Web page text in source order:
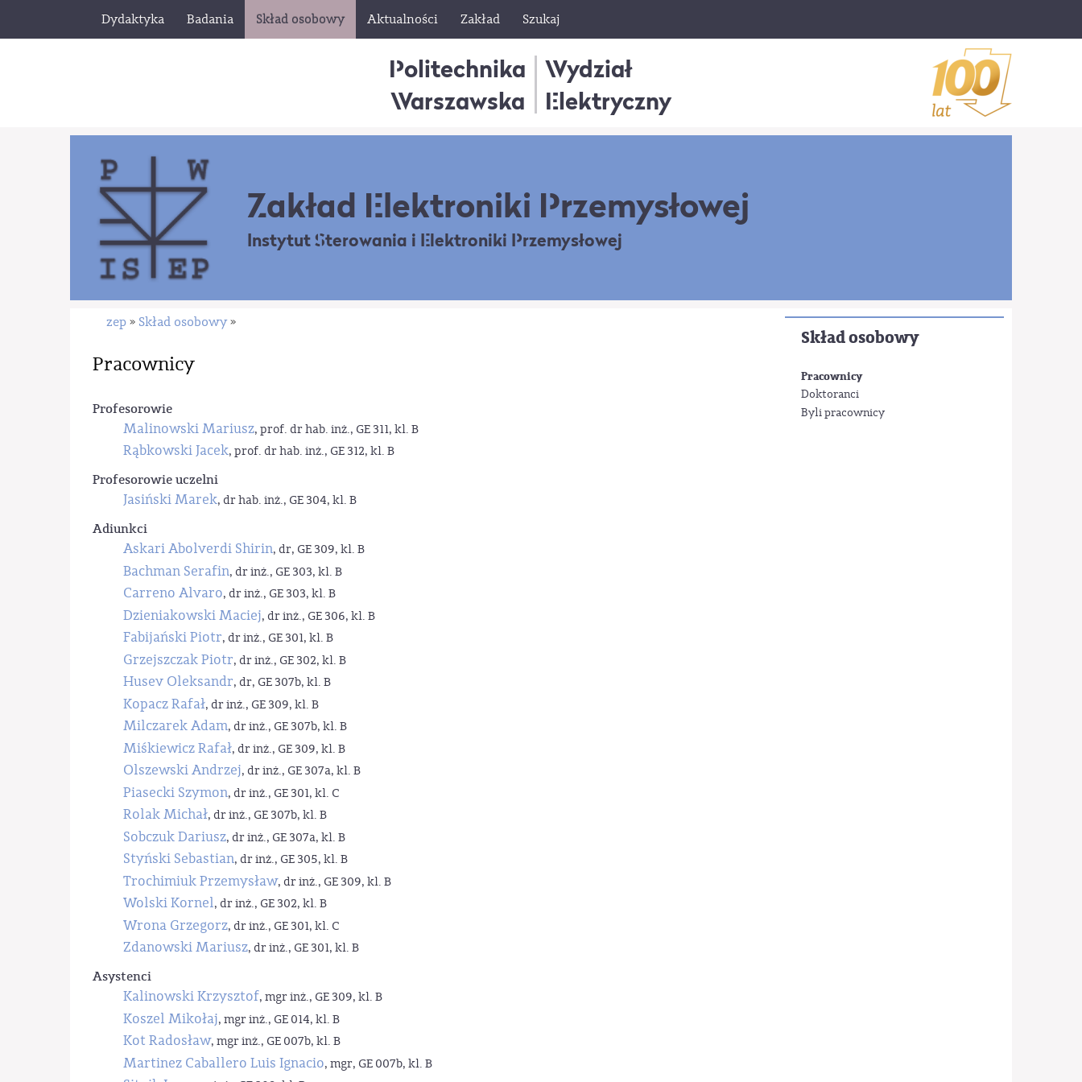
Dydaktyka Badania Skład osobowy Aktualności Zakład Szukaj
Politechnika
Warszawska
Wydział
Elektryczny
Zakład Elektroniki Przemysłowej
Instytut Sterowania i Elektroniki Przemysłowej
Skład osobowy
Pracownicy
Doktoranci
Byli pracownicy
zep » Skład osobowy »
Pracownicy
Profesorowie
Malinowski Mariusz, prof. dr hab. inż., GE 311, kl. B
Rąbkowski Jacek, prof. dr hab. inż., GE 312, kl. B
Profesorowie uczelni
Jasiński Marek, dr hab. inż., GE 304, kl. B
Adiunkci
Askari Abolverdi Shirin, dr, GE 309, kl. B
Bachman Serafin, dr inż., GE 303, kl. B
Carreno Alvaro, dr inż., GE 303, kl. B
Dzieniakowski Maciej, dr inż., GE 306, kl. B
Fabijański Piotr, dr inż., GE 301, kl. B
Grzejszczak Piotr, dr inż., GE 302, kl. B
Husev Oleksandr, dr, GE 307b, kl. B
Kopacz Rafał, dr inż., GE 309, kl. B
Milczarek Adam, dr inż., GE 307b, kl. B
Miśkiewicz Rafał, dr inż., GE 309, kl. B
Olszewski Andrzej, dr inż., GE 307a, kl. B
Piasecki Szymon, dr inż., GE 301, kl. C
Rolak Michał, dr inż., GE 307b, kl. B
Sobczuk Dariusz, dr inż., GE 307a, kl. B
Styński Sebastian, dr inż., GE 305, kl. B
Trochimiuk Przemysław, dr inż., GE 309, kl. B
Wolski Kornel, dr inż., GE 302, kl. B
Wrona Grzegorz, dr inż., GE 301, kl. C
Zdanowski Mariusz, dr inż., GE 301, kl. B
Asystenci
Kalinowski Krzysztof, mgr inż., GE 309, kl. B
Koszel Mikołaj, mgr inż., GE 014, kl. B
Kot Radosław, mgr inż., GE 007b, kl. B
Martinez Caballero Luis Ignacio, mgr, GE 007b, kl. B